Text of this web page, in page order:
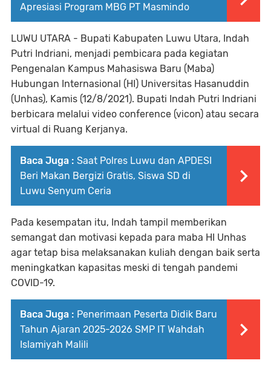
Apresiasi Program MBG PT Masmindo
LUWU UTARA - Bupati Kabupaten Luwu Utara, Indah
Putri Indriani, menjadi pembicara pada kegiatan
Pengenalan Kampus Mahasiswa Baru (Maba)
Hubungan Internasional (HI) Universitas Hasanuddin
(Unhas), Kamis (12/8/2021). Bupati Indah Putri Indriani
berbicara melalui video conference (vicon) atau secara
virtual di Ruang Kerjanya.
Baca Juga : Saat Polres Luwu dan APDESI
Beri Makan Bergizi Gratis, Siswa SD di
Luwu Senyum Ceria
Pada kesempatan itu, Indah tampil memberikan
semangat dan motivasi kepada para maba HI Unhas
agar tetap bisa melaksanakan kuliah dengan baik serta
meningkatkan kapasitas meski di tengah pandemi
COVID-19.
Baca Juga : Penerimaan Peserta Didik Baru
Tahun Ajaran 2025-2026 SMP IT Wahdah
Islamiyah Malili